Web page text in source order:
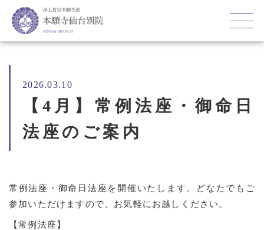
2026.03.10
【4月】常例法座・御命日
法座のご案内
常例法座・御命日法座を開催いたします。どなたでもご
参加いただけますので、お気軽にお越しください。
【常例法座】